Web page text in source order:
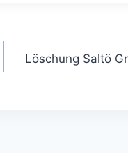
Löschung Saltö